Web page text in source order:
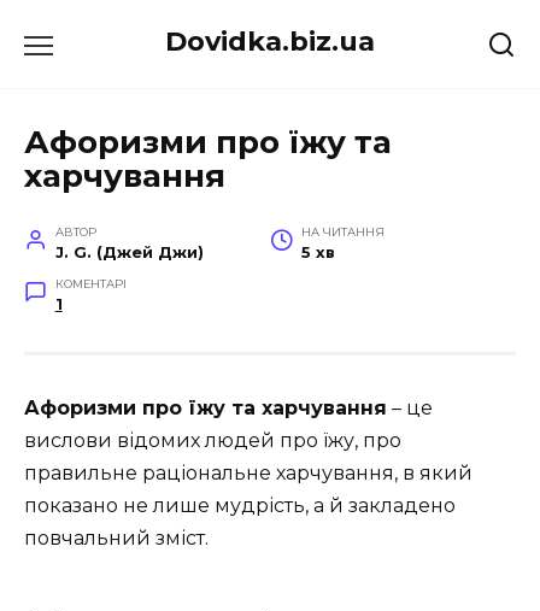
до
Dovidka.biz.ua
Афоризми про їжу та
харчування
АВТОР
J. G. (Джей Джи)
НА ЧИТАННЯ
5 хв
КОМЕНТАРІ
1
Афоризми про їжу та харчування – це
вислови відомих людей про їжу, про
правильне раціональне харчування, в який
показано не лише мудрість, а й закладено
повчальний зміст.